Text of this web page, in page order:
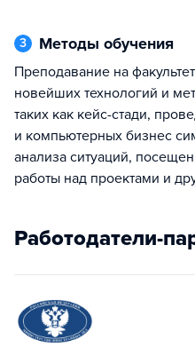
3 Методы обучения
Преподавание на факультете ведется с использованием
новейших технологий и
таких как кейс-стади,
и компьютерных бизнес
анализа ситуаций,
работы над проектами и
Работодатели-